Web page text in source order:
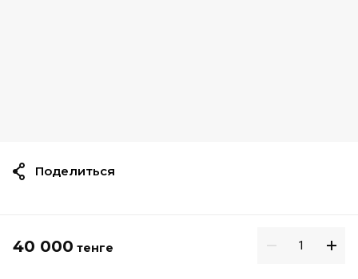
40 000 тенге
Поделиться